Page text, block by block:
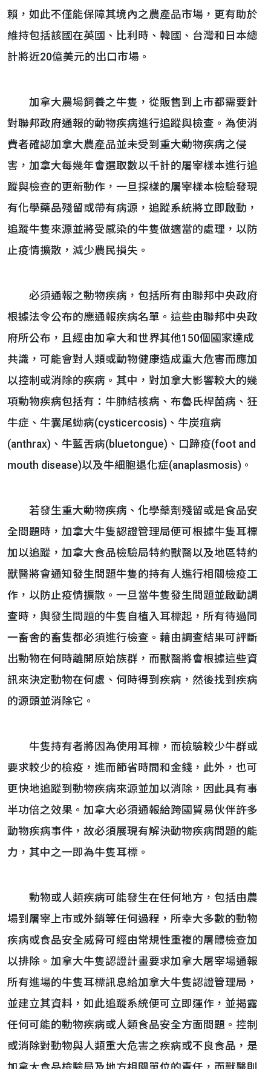
賴，如此不僅能保障其境內之農產品市場，更有助於
維持包括該國在英國、比利時、韓國、台灣和日本總
計將近20億美元的出口市場。
加拿大農場飼養之牛隻，從販售到上市都需要針
對聯邦政府通報的動物疾病進行追蹤與檢查。為使消
費者確認加拿大農產品並未受到重大動物疾病之侵
害，加拿大每幾年會選取數以千計的屠宰樣本進行追
蹤與檢查的更新動作，一旦採樣的屠宰樣本檢驗發現
有化學藥品殘留或帶有病源，追蹤系統將立即啟動，
追蹤牛隻來源並將受感染的牛隻做適當的處理，以防
止疫情擴散，減少農民損失。
必須通報之動物疾病，包括所有由聯邦中央政府
根據法令公布的應通報疾病名單。這些由聯邦中央政
府所公布，且經由加拿大和世界其他150個國家達成
共識，可能會對人類或動物健康造成重大危害而應加
以控制或消除的疾病。其中，對加拿大影響較大的幾
項動物疾病包括有：牛肺結核病、布魯氏桿菌病、狂
牛症、牛囊尾蚴病(cysticercosis)、牛炭疽病
(anthrax)、牛藍舌病(bluetongue)、口蹄疫(foot and
mouth disease)以及牛細胞退化症(anaplasmosis)。
若發生重大動物疾病、化學藥劑殘留或是食品安
全問題時，加拿大牛隻認證管理局便可根據牛隻耳標
加以追蹤，加拿大食品檢驗局特約獸醫以及地區特約
獸醫將會通知發生問題牛隻的持有人進行相關檢疫工
作，以防止疫情擴散。一旦當牛隻發生問題並啟動調
查時，與發生問題的牛隻自植入耳標起，所有待過同
一畜舍的畜隻都必須進行檢查。藉由調查結果可評斷
出動物在何時離開原始族群，而獸醫將會根據這些資
訊來決定動物在何處、何時得到疾病，然後找到疾病
的源頭並消除它。
牛隻持有者將因為使用耳標，而檢驗較少牛群或
要求較少的檢疫，進而節省時間和金錢，此外，也可
更快地追蹤到動物疾病來源並加以消除，因此具有事
半功倍之效果。加拿大必須通報給跨國貿易伙伴許多
動物疾病事件，故必須展現有解決動物疾病問題的能
力，其中之一即為牛隻耳標。
動物或人類疾病可能發生在任何地方，包括由農
場到屠宰上市或外銷等任何過程，所幸大多數的動物
疾病或食品安全威脅可經由常規性重複的屠體檢查加
以排除。加拿大牛隻認證計畫要求加拿大屠宰場通報
所有進場的牛隻耳標訊息給加拿大牛隻認證管理局，
並建立其資料，如此追蹤系統便可立即運作，並揭露
任何可能的動物疾病或人類食品安全方面問題。控制
或消除對動物與人類重大危害之疾病或不良食品，是